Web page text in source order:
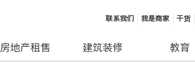
联系我们 我是商家 干货
房地产租售 建筑装修 教育